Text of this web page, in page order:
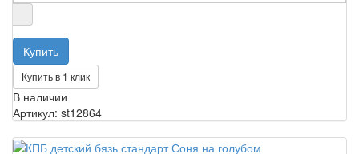
Купить в 1 клик
В наличии
Артикул: st12864